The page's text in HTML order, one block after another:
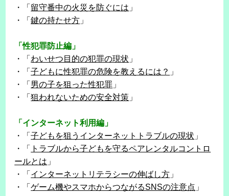
・「 留守番中の火災を防ぐには 」
・「鍵の持たせ方 」
「性犯罪防止編」
・「わいせつ目的の犯罪の現状 」
・「子どもに性犯罪の危険を教えるには？ 」
・「 男の子を狙った性犯罪 」
・「狙われないための安全対策 」
「インターネット利用編」
・「子どもを狙うインターネットトラブルの現状 」
・「
トラブルから子どもを守るペアレンタルコントロ
ールとは 」
・「 インターネットリテラシーの伸ばし方 」
・「ゲーム機やスマホからつながるSNSの注意点 」